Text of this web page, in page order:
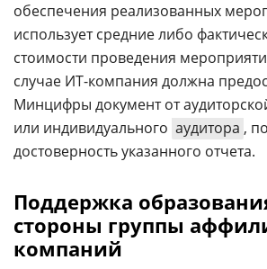
обеспечения реализованных
использует средние либо
стоимости проведения
случае ИТ-компания должна
Минцифры документ от
или индивидуального аудитора ,
достоверность указанного отчета.
Поддержка
стороны группы
компаний